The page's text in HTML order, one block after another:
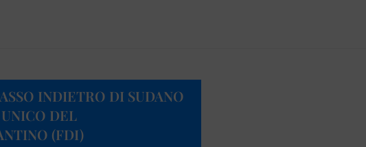
INDIETRO DI SUDANO
DEL
(FDI)